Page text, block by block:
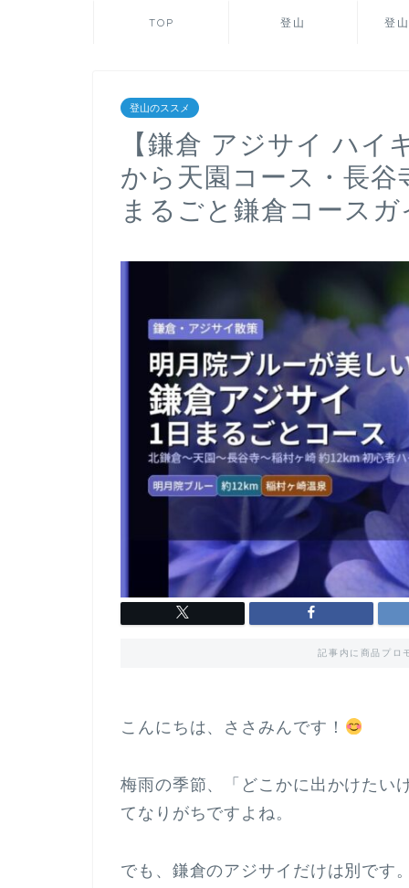
TOP 登山 登
登山のススメ
【鎌倉 アジサイ ハイ
から天園コース・長
まるごと鎌倉コースガ
記事内に商品プロ
こんにちは、ささみんです！
梅雨の季節、「どこかに出かけた
てなりがちですよね。
でも、鎌倉のアジサイだけは別です